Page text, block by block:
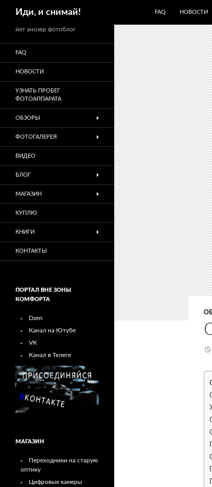
Иди, и снимай!
FAQ
НОВОСТИ
йет анозер фотоблог
FAQ
НОВОСТИ
УЗНАТЬ ПРОБЕГ
ФОТОАППАРАТА
ОБЗОРЫ
ФОТОГАЛЕРЕЯ
ВИДЕО
БЛОГ
МАГАЗИН
КУПЛЮ
КНИГИ
КОНТАКТЫ
ПОРТАЛ ВНЕ ЗОНЫ
КОМФОРТА
Dzen
Канал на Ютубе
VK
Канал в Телеге
МАГАЗИН
Переходники на старую
оптику
Цифровые камеры